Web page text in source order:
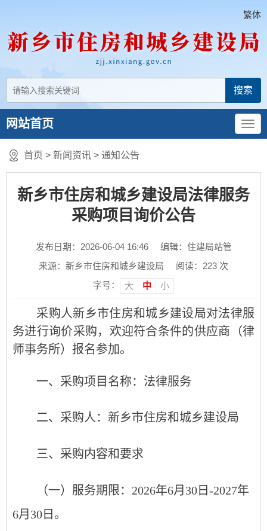
繁体
网站首页
首页 > 新闻资讯 > 通知公告
新乡市住房和城乡建设局法律服务
采购项目询价公告
发布日期：2026-06-04 16:46
编辑：住建局站管
来源：新乡市住房和城乡建设局
阅读： 223 次
字号：
大 中 小
采购人新乡市住房和城乡建设局对法律服
务进行询价采购，欢迎符合条件的供应商（律
师事务所）报名参加。
一、 采购项目名称：法律服务
二、采购人：新乡市住房和城乡建设局
三、采购内容和要求
（一）服务期限：2026年6月30日-2027年
6月30日。